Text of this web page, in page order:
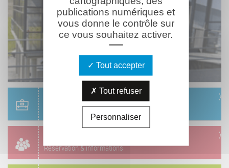
Réservation & informations
Réservation & informations
publications numériques et
vous donne le contrôle sur
ce vous souhaitez activer.
Tout accepter
Tout refuser
Personnaliser